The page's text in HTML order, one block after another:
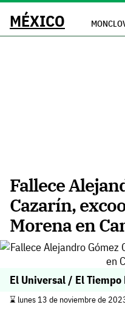
MÉXICO
Fallece
Cazarín,
Morena en
El Universal / El Tiempo
⌛️ lunes 13 de noviembre de